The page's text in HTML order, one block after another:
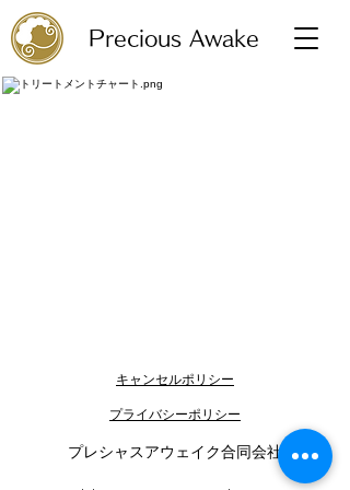
Precious Awake
​キャンセルポリシー
​プライバシーポリシー​
​プレシャスアウェイク合同会社